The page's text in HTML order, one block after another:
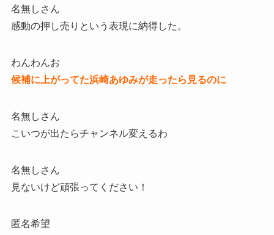
名無しさん
感動の押し売りという表現に納得した。
わんわんお
候補に上がってた浜崎あゆみが走ったら見るのに
名無しさん
こいつが出たらチャンネル変えるわ
名無しさん
見ないけど頑張ってください！
匿名希望